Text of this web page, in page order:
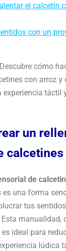
el calcetín
con un
Descubre cómo
con arroz y
experiencia táctil
un
calcetines
de
es una forma
tus
manualidad,
ideal para
lúdica